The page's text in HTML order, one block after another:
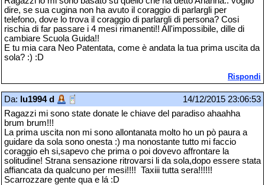
dire, se sua cugina non ha avuto il coraggio di parlargli per
telefono, dove lo trova il coraggio di parlargli di persona? Cosi
rischia di far passare i 4 mesi rimanenti!! All'impossibile, dille di
cambiare Scuola Guida!!
E tu mia cara Neo Patentata, come è andata la tua prima uscita da
sola? :) :D
Rispondi
Da: lu1994 d
14/12/2015 23:06:53
Ragazzi mi sono state donate le chiave del paradiso ahaahha
brum brum!!!
La prima uscita non mi sono allontanata molto ho un pò paura a
guidare da sola sono onesta :) ma nonostante tutto mi faccio
coraggio eh si,sapevo che prima o poi dovevo affrontare la
solitudine! Strana sensazione ritrovarsi li da sola,dopo essere stata
affiancata da qualcuno per mesi!!!! Taxiii tutta sera!!!!!!
Scarrozzare gente qua e lá :D